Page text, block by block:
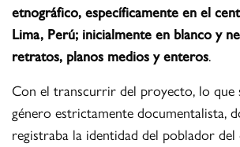
etnográfico, específicamente en el
Lima, Perú; inicialmente en blanco y
retratos, planos medios y enteros.
Con el transcurrir del proyecto, lo que
género estrictamente documentalista,
registraba la identidad del poblador